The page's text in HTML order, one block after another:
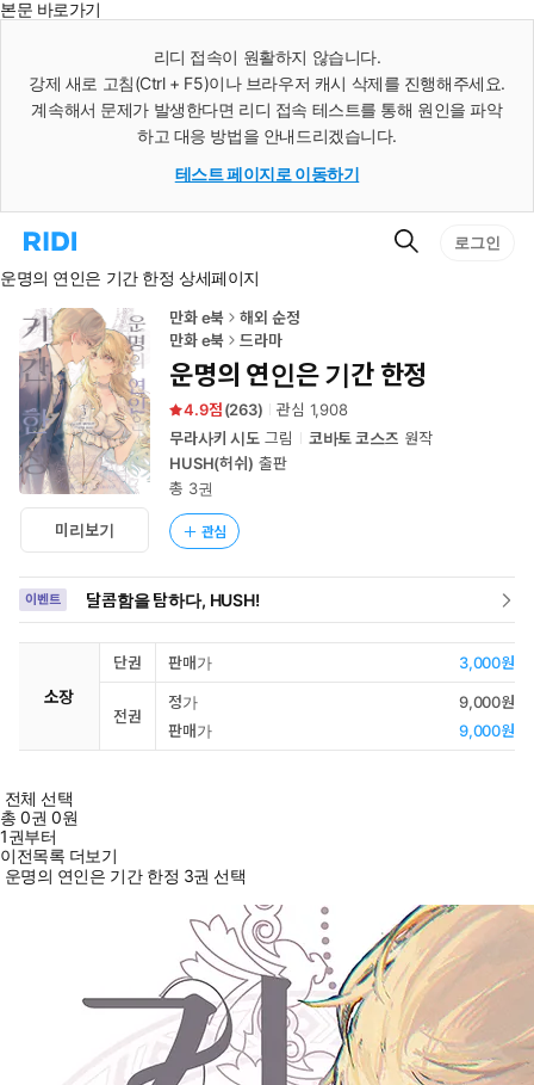
본문 바로가기
리디 접속이 원활하지 않습니다.
강제 새로 고침(Ctrl + F5)이나 브라우저 캐시 삭제를 진행해주세요.
계속해서 문제가 발생한다면 리디 접속 테스트를 통해 원인을 파악
하고 대응 방법을 안내드리겠습니다.
테스트 페이지로 이동하기
리
홈
로
이
동
검
로그인
운명의 연인은 기간 한정 상세페이지
미리보기
만화 e북
해외 순정
만화 e북
드라마
운명의 연인은 기간 한정
4.9 (263) 관심 1,908
무라사키 시도 그림 코바토 코스즈 원작
HUSH(허쉬) 출판
총 3권
관심
이벤트 달콤함을 탐하다, HUSH!
소장
단권 판매가 3,000원
전권
정가
9,000원
판매가
9,000원
전체 선택
총0권 0원
1권부터
이전목록 더보기
운명의 연인은 기간 한정 3권 선택